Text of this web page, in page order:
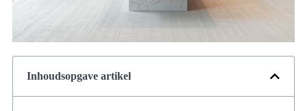
Inhoudsopgave artikel